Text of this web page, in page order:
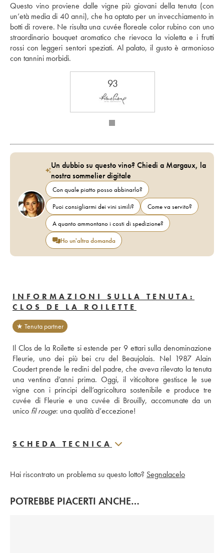
Questo vino proviene dalle vigne più giovani della tenuta (con
un’età media di 40 anni), che ha optato per un invecchiamento in
botti di rovere. Ne risulta una cuvée floreale color rubino con uno
straordinario bouquet aromatico che rievoca la violetta e i frutti
rossi con leggeri sentori speziati. Al palato, il gusto è armonioso
con tannini morbidi.
93
Un dubbio su questo vino? Chiedi a Margaux, la
nostra sommelier digitale
Con quale piatto posso abbinarlo?
Puoi consigliarmi dei vini simili?
Come va servito?
A quanto ammontano i costi di spedizione?
Ho un'altra domanda
INFORMAZIONI SULLA TENUTA:
CLOS DE LA ROILETTE
★ Tenuta partner
Il Clos de la Roilette si estende per 9 ettari sulla denominazione
Fleurie, uno dei più bei cru del Beaujolais. Nel 1987 Alain
Coudert prende le redini del padre, che aveva rilevato la tenuta
una ventina d’anni prima. Oggi, il viticoltore gestisce le sue
vigne con i principi dell’agricoltura sostenibile e produce tre
cuvée di Fleurie e una cuvée di Brouilly, accomunate da un
unico fil rouge: una qualità d’eccezione!
SCHEDA TECNICA
Hai riscontrato un problema su questo lotto? Segnalacelo
POTREBBE PIACERTI ANCHE…